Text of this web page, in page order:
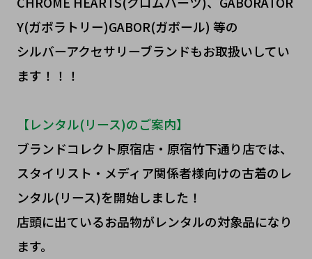
Y(ガボラトリー)GABOR(ガボール) 等の
シルバーアクセサリーブランドもお取扱いしてい
ます！！！
【レンタル(リース)のご案内】
ブランドコレクト原宿店・原宿竹下通り店では、
スタイリスト・メディア関係者様向けの古着のレ
ンタル(リース)を開始しました！
店頭に出ているお品物がレンタルの対象品になり
ます。